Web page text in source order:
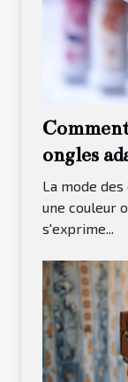
ongles
La mode
une couleur
s'exprime...